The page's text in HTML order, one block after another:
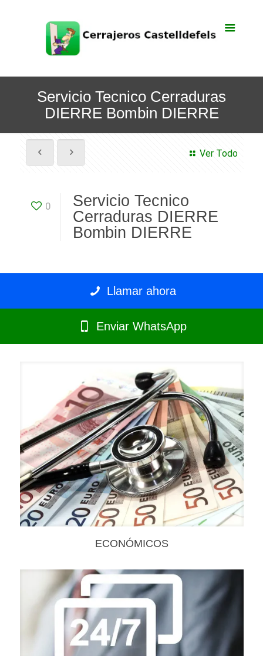
Servicio Tecnico Cerraduras
DIERRE Bombin DIERRE
Ver Todo
0
Servicio Tecnico
Cerraduras DIERRE
Bombin DIERRE
Llamar ahora
Enviar WhatsApp
ECONÓMICOS